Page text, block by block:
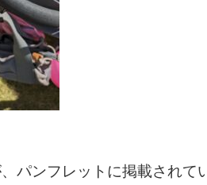
パンフレットに掲載されて